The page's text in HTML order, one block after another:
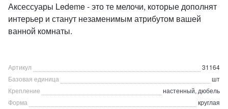
Аксессуары Ledeme - это те мелочи, которые дополнят
интерьер и станут незаменимым атрибутом вашей
ванной комнаты.
Артикул
31164
Базовая единица
шт
Крепление
настенный, дюбель
Форма
круглая